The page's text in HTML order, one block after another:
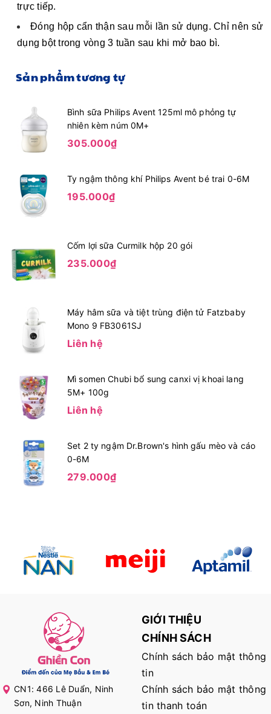
trực tiếp.
Đóng hộp cẩn thận sau mỗi lần sử dụng. Chỉ nên sử
dụng bột trong vòng 3 tuần sau khi mở bao bì.
Sản phẩm tương tự
Bình sữa Philips Avent 125ml mô phỏng tự
nhiên kèm núm 0M+
305.000₫
Ty ngậm thông khí Philips Avent bé trai 0-6M
195.000₫
Cốm lợi sữa Curmilk hộp 20 gói
235.000₫
Máy hâm sữa và tiệt trùng điện tử Fatzbaby
Mono 9 FB3061SJ
Liên hệ
Mì somen Chubi bổ sung canxi vị khoai lang
5M+ 100g
Liên hệ
Set 2 ty ngậm Dr.Brown's hình gấu mèo và cáo
0-6M
279.000₫
CN1: 466 Lê Duẩn, Ninh
Sơn, Ninh Thuận
GIỚI THIỆU
CHÍNH SÁCH
Chính sách bảo mật thông
tin
Chính sách bảo mật thông
tin thanh toán